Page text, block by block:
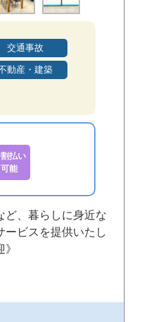
交通事故
動産・建築
払い
可能
ど、暮らしに身近な
ービスを提供いたし